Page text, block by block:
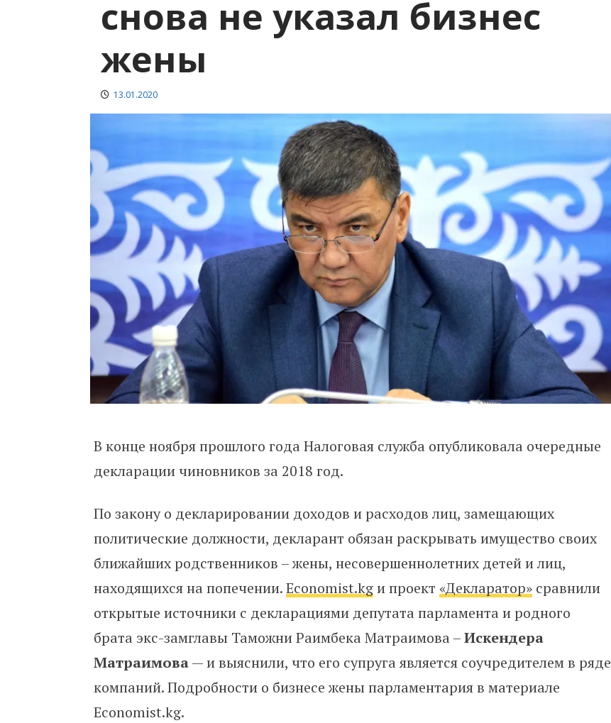
снова не указал бизнес
жены
13.01.2020
В конце ноября прошлого года Налоговая служба опубликовала очередные
декларации чиновников за 2018 год.
По закону о декларировании доходов и расходов лиц, замещающих
политические должности, декларант обязан раскрывать имущество своих
ближайших родственников – жены, несовершеннолетних детей и лиц,
находящихся на попечении.Economist.kgи проект«Декларатор» сравнили
открытые источники с декларациями депутата парламента и родного
брата экс-замглавы Таможни Раимбека Матраимова –Искендера
Матраимова— и выяснили, что его супруга является соучредителем в ряде
компаний. Подробности о бизнесе жены парламентария в материале
Economist.kg.